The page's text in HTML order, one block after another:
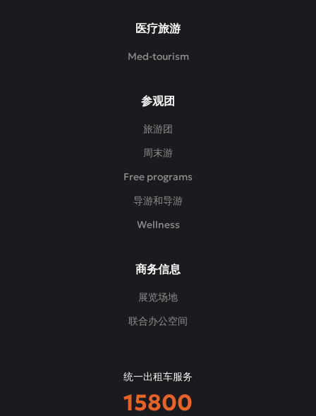
医疗旅游
Med-tourism
参观团
旅游团
周末游
Free programs
导游和导游
Wellness
商务信息
展览场地
联合办公空间
统一出租车服务
15800